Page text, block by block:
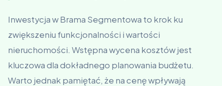
Inwestycja w Brama Segmentowa to krok ku
zwiększeniu funkcjonalności i wartości
nieruchomości. Wstępna wycena kosztów jest
kluczowa dla dokładnego planowania budżetu.
Warto jednak pamiętać, że na cenę wpływają